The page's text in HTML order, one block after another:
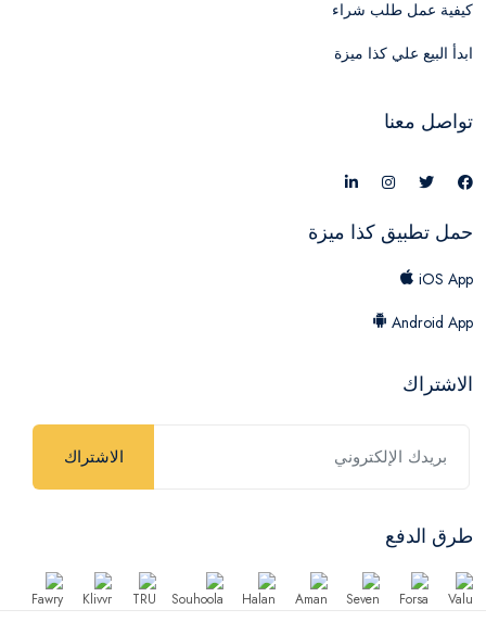
كيفية عمل طلب شراء
ابدأ البيع علي كذا ميزة
تواصل معنا
حمل تطبيق كذا ميزة
iOS App
Android App
الاشتراك
الاشتراك
طرق الدفع